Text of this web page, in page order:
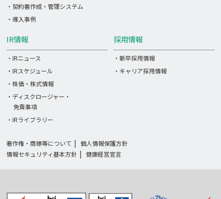
・契約書作成・管理システム
・導入事例
IR情報
・IRニュース
・IRスケジュール
・株価・株式情報
・ディスクロージャー・
免責事項
・IRライブラリー
採用情報
・新卒採用情報
・キャリア採用情報
著作権・商標等について
個人情報保護方針
情報セキュリティ基本方針
健康経営宣言